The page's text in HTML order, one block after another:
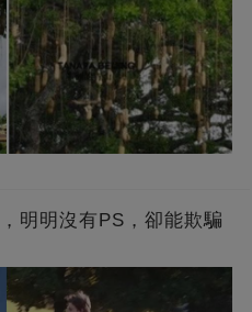
明明沒有PS，卻能欺騙